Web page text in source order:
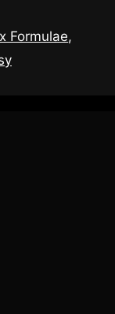
Formulae,